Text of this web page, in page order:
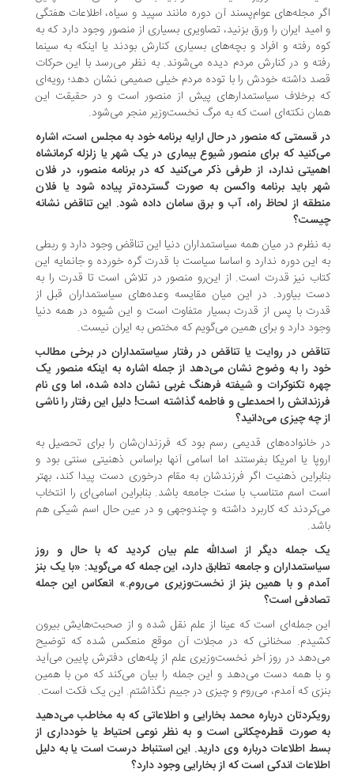
مجله‌های عوام‌پسند آن دوره مانند سپید و سیاه، اطلاعات هفتگی
ایران را ورق بزنید، تصاویری بسیاری از منصور وجود دارد که به
رفته و افراد و بچه‌های بسیاری کنارش بودند یا اینکه به سینما
و در کنارش مردم دیده می‌شوند. به نظر می‌رسد با این حرکات
داشته خودش را با توده مردم خیلی صمیمی نشان دهد؛ رویه‌ای
برخلاف سیاستمدارهای پیش از منصور است و در حقیقت این
نکته‌ای است که به مرگ نخست‌وزیر منجر می‌شود.
قسمتی که منصور در حال ارایه برنامه خود به مجلس است، اشاره
که برای منصور شیوع بیماری در یک شهر یا زلزله کرمانشاه
ندارد، از طرفی ذکر می‌کنید که در برنامه منصور، در فلان
باید برنامه واکسن به صورت گسترده‌تر پیاده شود یا فلان
از لحاظ راه، آب و برق سامان داده شود. این تناقض نشانه
نظرم در میان همه سیاستمداران دنیا این تناقض وجود دارد و ربطی
این دوره ندارد و اساسا سیاست با قدرت گره خورده و جانمایه این
نیز قدرت است. از این‌رو منصور در تلاش است تا قدرت را به
بیاورد. در این میان مقایسه وعده‌های سیاستمداران قبل از
با پس از قدرت بسیار متفاوت است و این شیوه در همه دنیا
دارد و برای همین می‌گویم که مختص به ایران نیست.
در روایت یا تناقض در رفتار سیاستمداران در برخی مطالب
را به وضوح نشان می‌دهد از جمله اشاره به اینکه منصور یک
تکنوکرات و شیفته فرهنگ غربی نشان داده شده، اما وی نام
را احمدعلی و فاطمه گذاشته است! دلیل این رفتار را ناشی
چه چیزی می‌دانید؟
خانواده‌های قدیمی رسم بود که فرزندان‌شان را برای تحصیل به
یا امریکا بفرستند اما اسامی آنها براساس ذهنیتی سنتی بود و
ذهنیت اگر فرزندشان به مقام درخوری دست پیدا کند، بهتر
اسم متناسب با سنت جامعه باشد. بنابراین اسامی‌ای را انتخاب
که کاربرد داشته و چندوجهی و در عین حال اسم شیکی هم
جمله دیگر از اسدالله علم بیان کردید که با حال و روز
و جامعه تطابق دارد، این جمله که می‌گوید: «با یک بنز
و با همین بنز از نخست‌وزیری می‌روم.» انعکاس این جمله
است؟
جمله‌ای است که عینا از علم نقل شده و از صحبت‌هایش بیرون
سخنانی که در مجلات آن موقع منعکس شده که توضیح
در روز آخر نخست‌وزیری علم از پله‌های دفترش پایین می‌آید
همه دست می‌دهد و این جمله را بیان می‌کند که من با همین
که آمدم، می‌روم و چیزی در جیبم نگذاشتم. این یک فکت است.
درباره محمد بخارایی و اطلاعاتی که به مخاطب می‌دهید
صورت قطره‌چکانی است و به نظر نوعی احتیاط یا خودداری از
اطلاعات درباره وی دارید. این استنباط درست است یا به دلیل
اندکی است که از بخارایی وجود دارد؟